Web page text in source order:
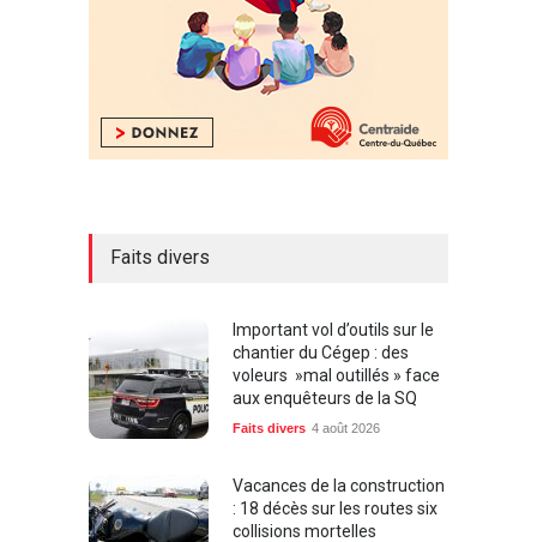
Faits divers
Important vol d’outils sur le
chantier du Cégep : des
voleurs »mal outillés » face
aux enquêteurs de la SQ
Faits divers 4 août 2026
Vacances de la construction
: 18 décès sur les routes six
collisions mortelles